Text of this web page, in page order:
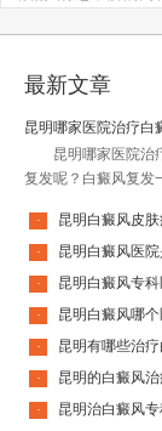
最新文章
昆明哪家医院治疗白
昆明哪家医院治
复发呢？白癜风复发
·
·
·
·
·
·
·